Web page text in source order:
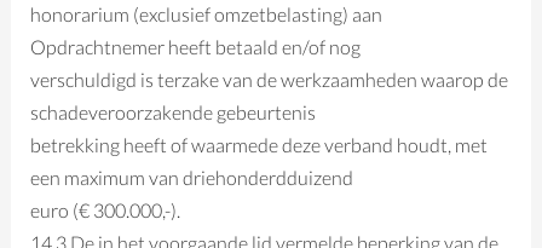
honorarium (exclusief omzetbelasting) aan
Opdrachtnemer heeft betaald en/of nog
verschuldigd is terzake van de werkzaamheden waarop de
schadeveroorzakende gebeurtenis
betrekking heeft of waarmede deze verband houdt, met
een maximum van driehonderdduizend
euro (€ 300.000,-).
14.3 De in het voorgaande lid vermelde beperking van de